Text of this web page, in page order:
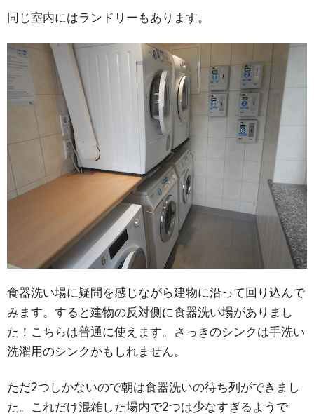
同じ室内にはランドリーもあります。
食器洗い場に疑問を感じながら建物に沿って回り込んで
みます。すると建物の反対側に食器洗い場がありまし
た！こちらは普通に使えます。さっきのシンクは手洗い
洗濯用のシンクかもしれません。
ただ2つしかないので朝は食器洗いの待ち列ができまし
た。これだけ混雑した場内で2つは少なすぎるようで